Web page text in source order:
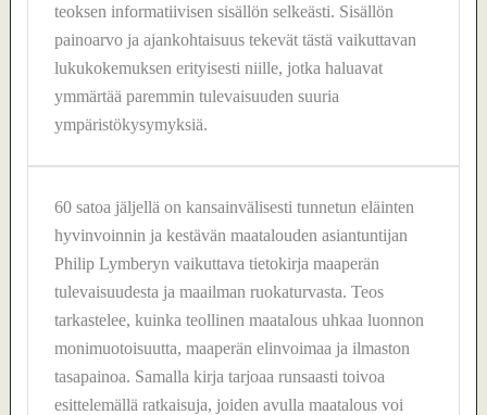
teoksen informatiivisen sisällön selkeästi. Sisällön
painoarvo ja ajankohtaisuus tekevät tästä vaikuttavan
lukukokemuksen erityisesti niille, jotka haluavat
ymmärtää paremmin tulevaisuuden suuria
ympäristökysymyksiä.
60 satoa jäljellä on kansainvälisesti tunnetun eläinten
hyvinvoinnin ja kestävän maatalouden asiantuntijan
Philip Lymberyn vaikuttava tietokirja maaperän
tulevaisuudesta ja maailman ruokaturvasta. Teos
tarkastelee, kuinka teollinen maatalous uhkaa luonnon
monimuotoisuutta, maaperän elinvoimaa ja ilmaston
tasapainoa. Samalla kirja tarjoaa runsaasti toivoa
esittelemällä ratkaisuja, joiden avulla maatalous voi